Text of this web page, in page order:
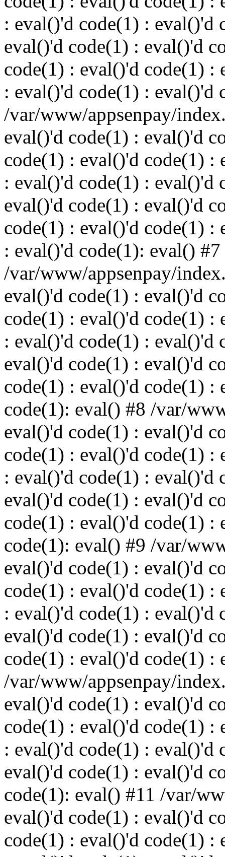
: eval()'d code(1) : eval()'d
eval()'d code(1) : eval()'d
code(1) : eval()'d code(1) :
: eval()'d code(1) : eval()'d
/var/www/appsenpay/
eval()'d code(1) : eval()'d
code(1) : eval()'d code(1) :
: eval()'d code(1) : eval()'d
eval()'d code(1) : eval()'d
code(1) : eval()'d code(1) :
: eval()'d code(1): eval() #7
/var/www/appsenpay/
eval()'d code(1) : eval()'d
code(1) : eval()'d code(1) :
: eval()'d code(1) : eval()'d
eval()'d code(1) : eval()'d
code(1) : eval()'d code(1) :
code(1): eval() #8 /var/
eval()'d code(1) : eval()'d
code(1) : eval()'d code(1) :
: eval()'d code(1) : eval()'d
eval()'d code(1) : eval()'d
code(1) : eval()'d code(1) :
code(1): eval() #9 /var/
eval()'d code(1) : eval()'d
code(1) : eval()'d code(1) :
: eval()'d code(1) : eval()'d
eval()'d code(1) : eval()'d
code(1) : eval()'d code(1) :
/var/www/appsenpay/
eval()'d code(1) : eval()'d
code(1) : eval()'d code(1) :
: eval()'d code(1) : eval()'d
eval()'d code(1) : eval()'d
code(1): eval() #11 /var/
eval()'d code(1) : eval()'d
code(1) : eval()'d code(1) :